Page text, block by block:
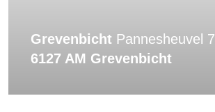
Grevenbicht Pannesheuvel 7
6127 AM Grevenbicht